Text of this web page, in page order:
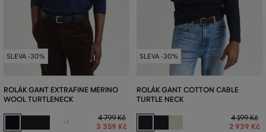
SLEVA -30%
ROLÁK GANT EXTRAFINE MERINO
WOOL TURTLENECK
+1
4 799 Kč
3 359 Kč
SLEVA -30%
ROLÁK GANT COTTON CABLE
TURTLE NECK
4 199 Kč
2 939 Kč